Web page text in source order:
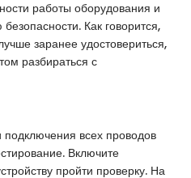
работы оборудования и
Как говорится,
заранее удостовериться,
разбираться с
всех проводов
Включите
пройти проверку. На